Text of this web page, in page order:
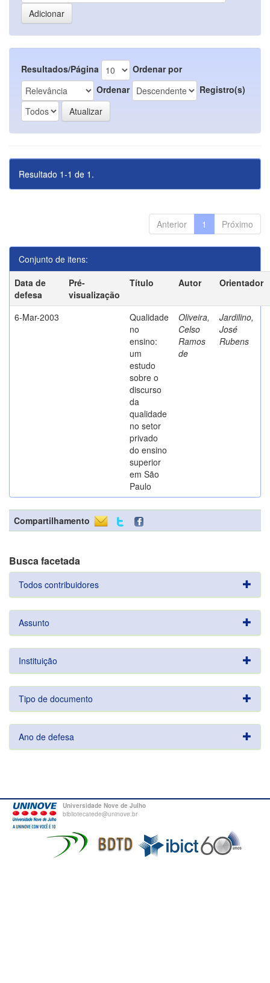
Resultados/Página
Ordenar por
Ordenar
Registro(s)
Resultado 1-1 de 1.
Anterior 1 Próximo
Conjunto de itens:
Data de
defesa
Pré-
visualização
Título Autor Orientador
6-Mar-2003
Qualidade
no
ensino:
um
estudo
sobre o
discurso
da
qualidade
no setor
privado
do ensino
superior
em São
Paulo
Oliveira,
Celso
Ramos
de
Jardilino,
José
Rubens
Compartilhamento
Busca facetada
Todos contribuidores
Assunto
Instituição
Tipo de documento
Ano de defesa
Universidade Nove de Julho
bibliotecatede@uninove.br